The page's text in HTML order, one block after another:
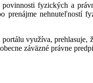
fyzických a
prenájme nehnuteľností
využíva, prehlasuje,
záväzné právne